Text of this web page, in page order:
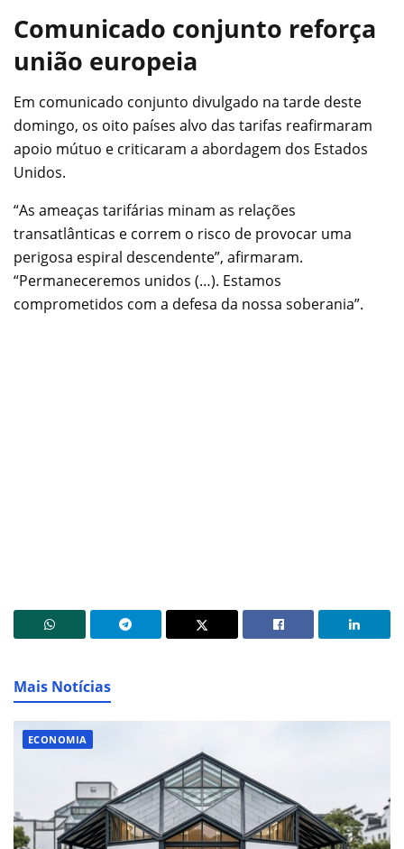
Comunicado conjunto reforça
união europeia
Em comunicado conjunto divulgado na tarde deste
domingo, os oito países alvo das tarifas reafirmaram
apoio mútuo e criticaram a abordagem dos Estados
Unidos.
“As ameaças tarifárias minam as relações
transatlânticas e correm o risco de provocar uma
perigosa espiral descendente”, afirmaram.
“Permaneceremos unidos (…). Estamos
comprometidos com a defesa da nossa soberania”.
Mais Notícias
ECONOMIA